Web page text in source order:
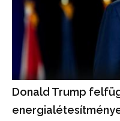
Donald Trump